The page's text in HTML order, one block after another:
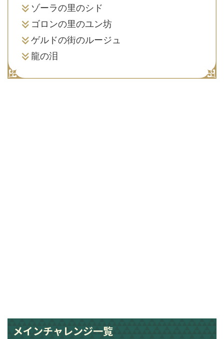
ゾーラの里のシド
ゴロンの里のユン坊
ゲルドの街のルージュ
龍の泪
メインチャレンジ一覧